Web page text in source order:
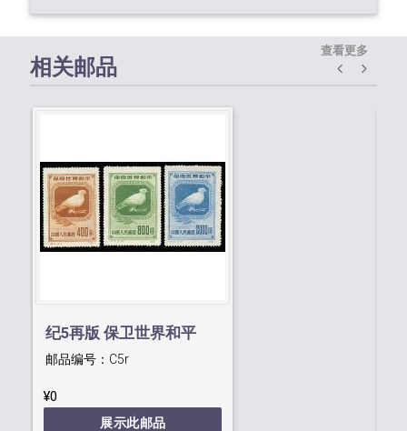
相关邮品
查看更多
纪5再版 保卫世界和平
邮品编号： C5r
¥0
展示此邮品